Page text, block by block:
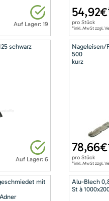
Auf Lager: 19
54,92
proStück
*inkl. MwSt zzgl.
schwarz
Auf Lager: 6
Nageleisen/
500
kurz
78,66
proStück
*inkl. MwSt zzgl.
mit
Alu-Blech
St à